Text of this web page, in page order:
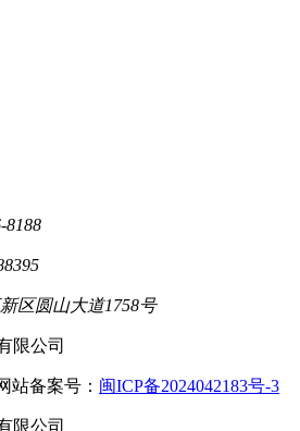
8188
区圆山大道1758号
限公司
站备案号： 闽ICP备2024042183号-3
限公司